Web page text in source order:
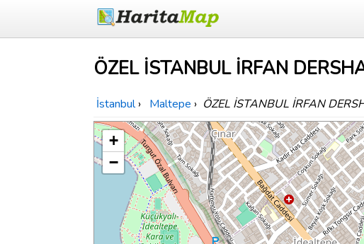
ÖZEL İSTANBUL İRFAN
İstanbul › Maltepe › ÖZEL İSTANBUL İRFAN
+
−